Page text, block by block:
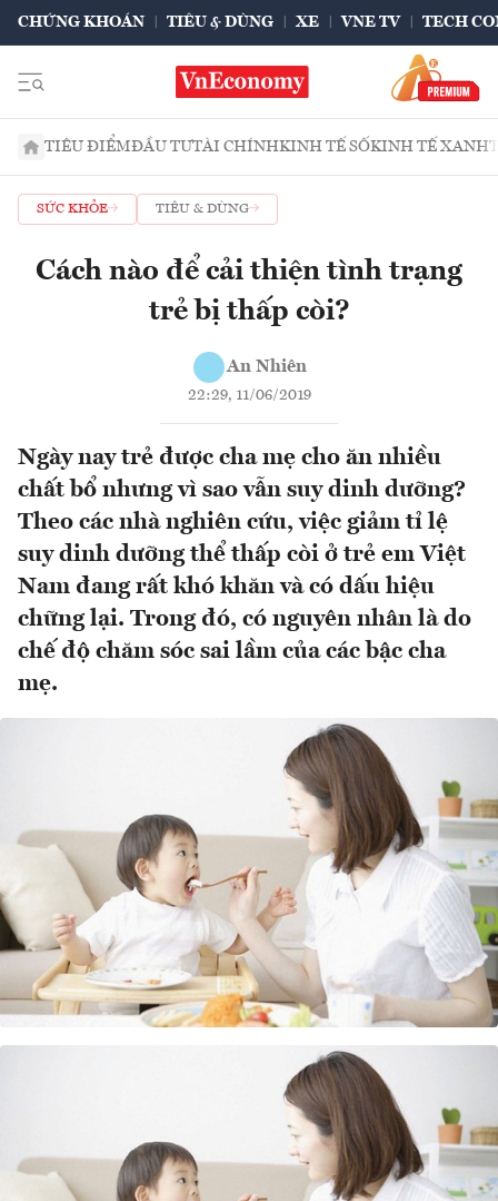
CHỨNG KHOÁN TIÊU & DÙNG XE VNE TV TECH
TIÊU ĐIỂMĐẦU TƯTÀI CHÍNHKINH TẾ SỐKINH TẾ XANH
SỨC KHỎE TIÊU & DÙNG
Cách nào để cải thiện tình trạng
trẻ bị thấp còi?
An Nhiên
22:29, 11/06/2019
Ngày nay trẻ được cha mẹ cho ăn nhiều
chất bổ nhưng vì sao vẫn suy dinh dưỡng?
Theo các nhà nghiên cứu, việc giảm tỉ lệ
suy dinh dưỡng thể thấp còi ở trẻ em Việt
Nam đang rất khó khăn và có dấu hiệu
chững lại. Trong đó, có nguyên nhân là do
chế độ chăm sóc sai lầm của các bậc cha
mẹ.